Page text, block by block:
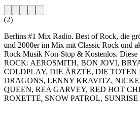
(2)
Berlins #1 Mix Radio. Best of Rock, die
und 2000er im Mix mit Classic Rock und
Rock Musik Non-Stop & Kostenlos. Diese
ROCK: AEROSMITH, BON JOVI,
COLDPLAY, DIE ÄRZTE, DIE TOTEN
DRAGONS, LENNY KRAVITZ,
QUEEN, REA GARVEY, RED HOT
ROXETTE, SNOW PATROL,